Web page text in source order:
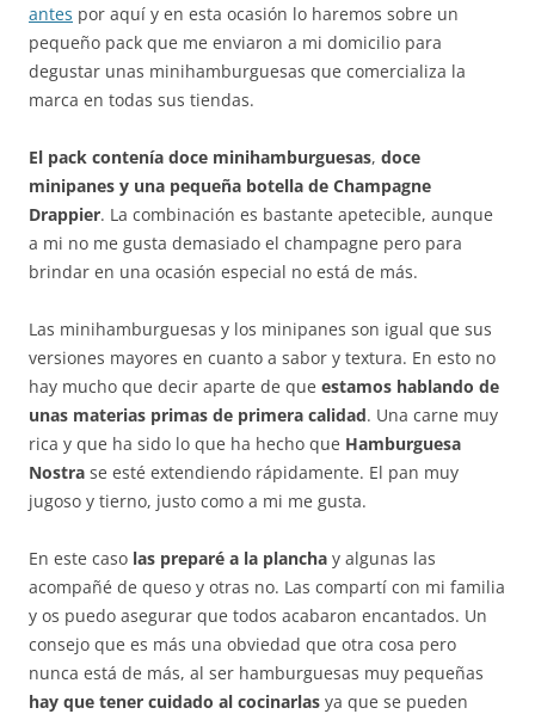
antes por aquí y en esta ocasión lo haremos sobre un
pequeño pack que me enviaron a mi domicilio para
degustar unas minihamburguesas que comercializa la
marca en todas sus tiendas.
El pack contenía doce minihamburguesas, doce
minipanes y una pequeña botella de Champagne
Drappier. La combinación es bastante apetecible, aunque
a mi no me gusta demasiado el champagne pero para
brindar en una ocasión especial no está de más.
Las minihamburguesas y los minipanes son igual que sus
versiones mayores en cuanto a sabor y textura. En esto no
hay mucho que decir aparte de que estamos hablando de
unas materias primas de primera calidad. Una carne muy
rica y que ha sido lo que ha hecho que Hamburguesa
Nostra se esté extendiendo rápidamente. El pan muy
jugoso y tierno, justo como a mi me gusta.
En este caso las preparé a la plancha y algunas las
acompañé de queso y otras no. Las compartí con mi familia
y os puedo asegurar que todos acabaron encantados. Un
consejo que es más una obviedad que otra cosa pero
nunca está de más, al ser hamburguesas muy pequeñas
hay que tener cuidado al cocinarlas ya que se pueden